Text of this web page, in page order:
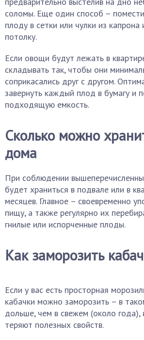
соломы. Еще один способ –
плоду в сетки или чулки из капрона
потолку.
Если овощи будут лежать в
складывать так, чтобы они
соприкасались друг с другом.
завернуть каждый плод в бумагу и
подходящую емкость.
Сколько можно
дома
При соблюдении
будет храниться в подвале или в
месяцев. Главное – своевременно
пищу, а также регулярно их
гнилые или испорченные плоды.
Как заморозить
Если у вас есть просторная
кабачки можно заморозить – в
дольше, чем в свежем (около года),
теряют полезных свойств.